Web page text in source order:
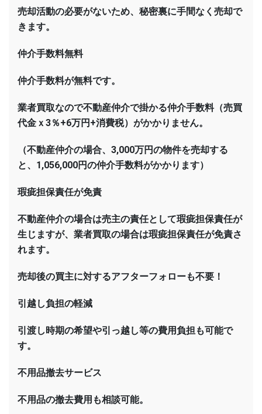
売却活動の必要がないため、秘密裏に手間なく売却で
きます。
仲介手数料無料
仲介手数料が無料です。
業者買取なので不動産仲介で掛かる仲介手数料（売買
代金ｘ3％+6万円+消費税）がかかりません。
（不動産仲介の場合、3,000万円の物件を売却する
と、1,056,000円の仲介手数料がかかります）
瑕疵担保責任が免責
不動産仲介の場合は売主の責任として瑕疵担保責任が
生じますが、業者買取の場合は瑕疵担保責任が免責さ
れます。
売却後の買主に対するアフターフォローも不要！
引越し負担の軽減
引渡し時期の希望や引っ越し等の費用負担も可能で
す。
不用品撤去サービス
不用品の撤去費用も相談可能。